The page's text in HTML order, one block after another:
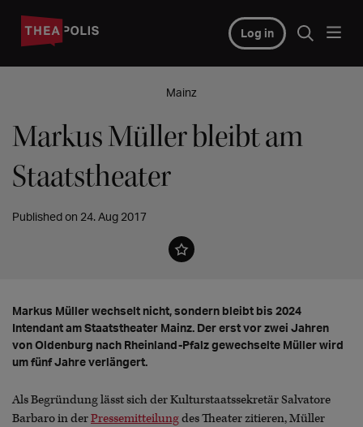
Log in
Mainz
Markus Müller bleibt am
Staatstheater
Published on 24. Aug 2017
Markus Müller wechselt nicht, sondern bleibt bis 2024
Intendant am Staatstheater Mainz. Der erst vor zwei Jahren
von Oldenburg nach Rheinland-Pfalz gewechselte Müller wird
um fünf Jahre verlängert.
Als Begründung lässt sich der Kulturstaatssekretär Salvatore
Barbaro in derPressemitteilungdes Theater zitieren, Müller